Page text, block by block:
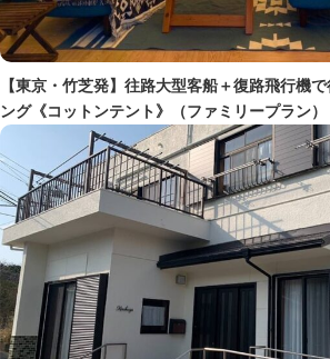
【東京・竹芝発】往路大型客船＋復路飛行機
ング《コットンテント》（ファミリープラン）